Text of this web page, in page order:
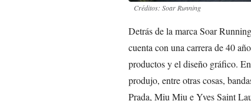
Créditos: Soar Running
Detrás de la marca Soar
cuenta con una carrera de 40
productos y el diseño gráfico.
produjo, entre otras cosas,
Prada, Miu Miu e Yves Saint